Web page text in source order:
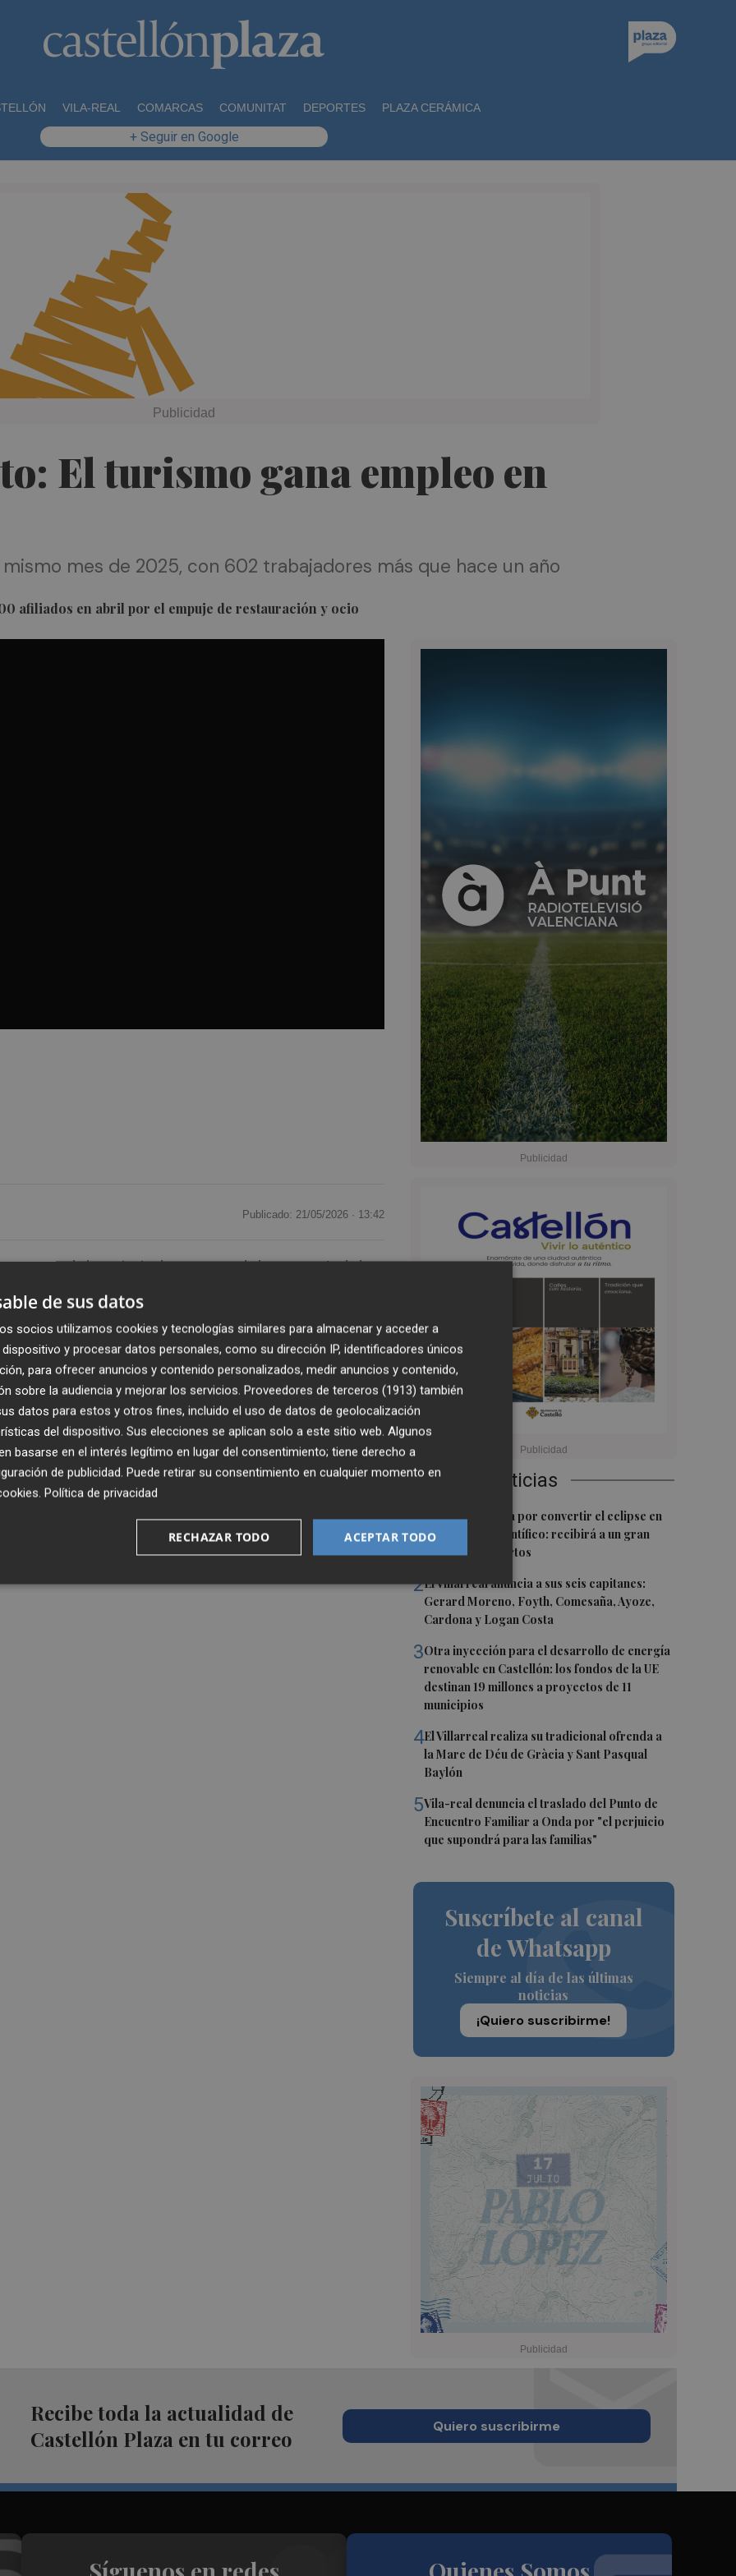
VILA-REAL COMARCAS COMUNITAT DEPORTES PLAZA CERÁMICA
+ Seguir en Google
El turismo gana empleo en
mes de 2025, con 602 trabajadores más que hace un año
afiliados en abril por el empuje de restauración y ocio
Últimas Noticias
1Castelló apuesta por convertir el eclipse en
un referente científico: recibirá a un gran
equipo de expertos
2El Villarreal anuncia a sus seis capitanes:
Gerard Moreno, Foyth, Comesaña, Ayoze,
Cardona y Logan Costa
3Otra inyección para el desarrollo de energía
renovable en Castellón: los fondos de la UE
destinan 19 millones a proyectos de 11
municipios
4El Villarreal realiza su tradicional ofrenda a
la Mare de Déu de Gràcia y Sant Pasqual
Baylón
5Vila-real denuncia el traslado del Punto de
Encuentro Familiar a Onda por "el perjuicio
que supondrá para las familias"
Suscríbete al canal
de Whatsapp
Siempre al día de las últimas
noticias
¡Quiero suscribirme!
Publicado: 21/05/2026 · 13:42
uno de los principales motores de la economía de la
vinculadas al sector alcanzaron los
602 trabajadores más que un año antes
General de la Seguridad Social.
Recibe toda la actualidad de
Castellón Plaza en tu correo
Quiero suscribirme
de sus datos
socios utilizamos cookies y tecnologías similares para almacenar y acceder a
y procesar datos personales, como su dirección IP, identificadores únicos
para ofrecer anuncios y contenido personalizados, medir anuncios y contenido,
sobre la audiencia y mejorar los servicios. Proveedores de terceros (1913) también
datos para estos y otros fines, incluido el uso de datos de geolocalización
del dispositivo. Sus elecciones se aplican solo a este sitio web. Algunos
basarse en el interés legítimo en lugar del consentimiento; tiene derecho a
de publicidad. Puede retirar su consentimiento en cualquier momento en
. Política de privacidad
ACEPTAR TODO
RECHAZAR TODO